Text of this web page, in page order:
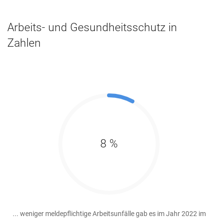
Arbeits- und Gesundheitsschutz in
Zahlen
8 %
... weniger meldepflichtige Arbeitsunfälle gab es im Jahr 2022 im